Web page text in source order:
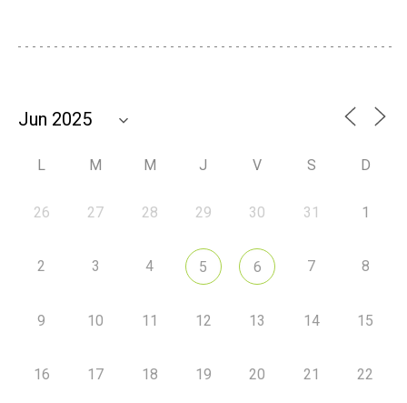
L M M J V S D
26 27 28 29 30 31 1
2 3 4 5 6 7 8
9 10 11 12 13 14 15
16 17 18 19 20 21 22